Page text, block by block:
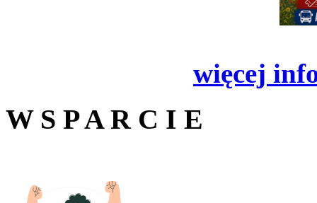
więcej
W S P A R C I E